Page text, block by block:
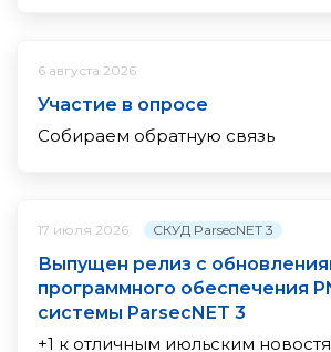
6 августа 2026
Участие в опросе
Собираем обратную связь
17 июля 2026 СКУД ParsecNET 3
Выпущен релиз с
программного обеспечения
системы ParsecNET 3
+1 к отличным июльским